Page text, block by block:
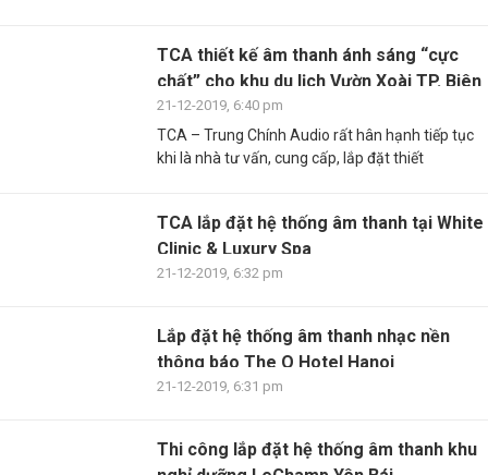
TCA thiết kế âm thanh ánh sáng “cực
chất” cho khu du lịch Vườn Xoài TP. Biên
...
21-12-2019, 6:40 pm
TCA – Trung Chính Audio rất hân hạnh tiếp tục
khi là nhà tư vấn, cung cấp, lắp đặt thiết
TCA lắp đặt hệ thống âm thanh tại White
Clinic & Luxury Spa
21-12-2019, 6:32 pm
Lắp đặt hệ thống âm thanh nhạc nền
thông báo The Q Hotel Hanoi
21-12-2019, 6:31 pm
Thi công lắp đặt hệ thống âm thanh khu